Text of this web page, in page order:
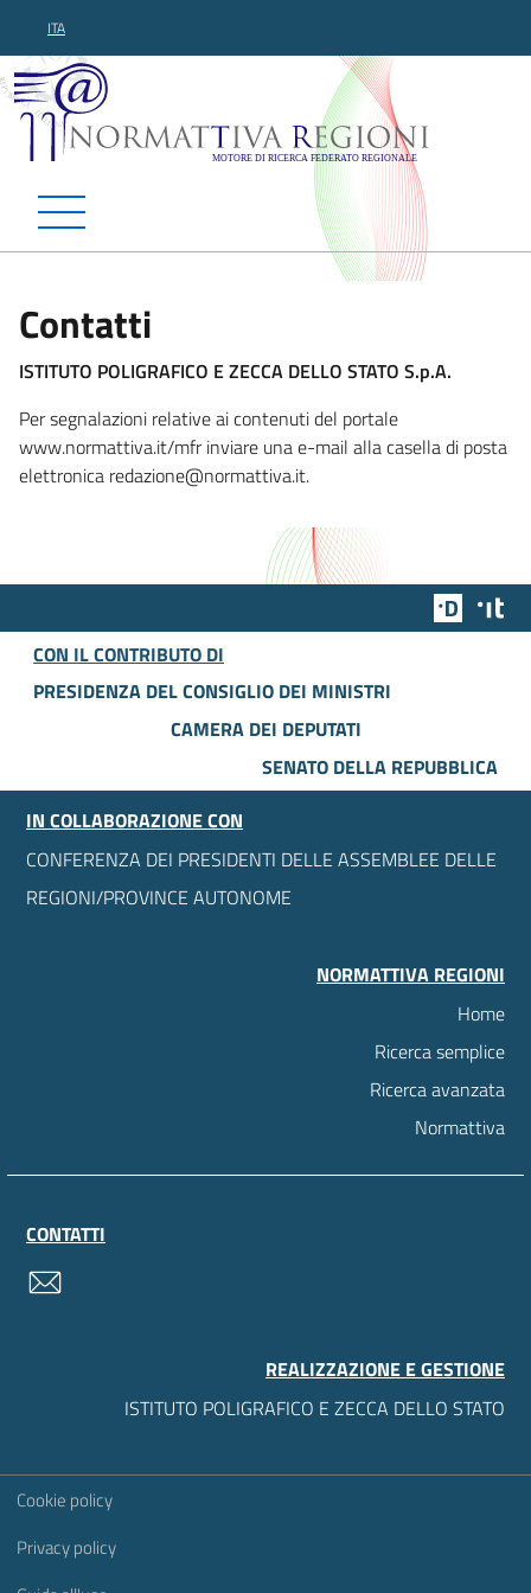
ITA
Normattiva Regioni -
Contatti
ISTITUTO POLIGRAFICO E ZECCA DELLO STATO S.p.A.
Per segnalazioni relative ai contenuti del portale
www.normattiva.it/mfr inviare una e-mail alla casella di posta
elettronica redazione@normattiva.it.
Team
CON IL CONTRIBUTO DI
PRESIDENZA DEL CONSIGLIO DEI MINISTRI
CAMERA DEI DEPUTATI
SENATO DELLA REPUBBLICA
IN COLLABORAZIONE CON
CONFERENZA DEI PRESIDENTI DELLE ASSEMBLEE DELLE
REGIONI/PROVINCE AUTONOME
NORMATTIVA REGIONI
Home
Ricerca semplice
Ricerca avanzata
Normattiva
CONTATTI
REALIZZAZIONE E GESTIONE
ISTITUTO POLIGRAFICO E ZECCA DELLO STATO
Sezione Link Utili
Cookie policy
Privacy policy